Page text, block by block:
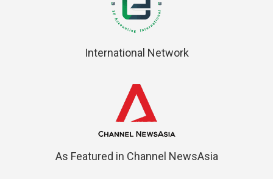
International Network
As Featured in Channel NewsAsia